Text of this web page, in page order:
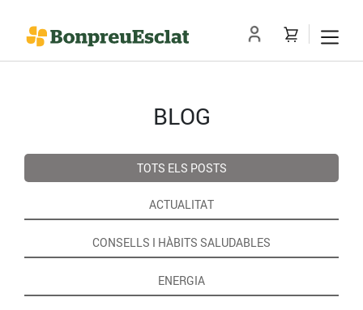
BLOG
TOTS ELS POSTS
ACTUALITAT
CONSELLS I HÀBITS SALUDABLES
ENERGIA